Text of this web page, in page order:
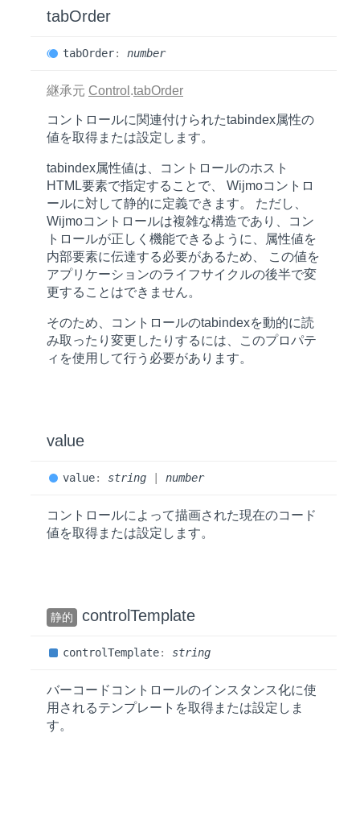
tabOrder
tabOrder: number
継承元 Control .tabOrder
コントロールに関連付けられたtabindex属性の
値を取得または設定します。
tabindex属性値は、コントロールのホスト
HTML要素で指定することで、 Wijmoコントロ
ールに対して静的に定義できます。 ただし、
Wijmoコントロールは複雑な構造であり、コン
トロールが正しく機能できるように、属性値を
内部要素に伝達する必要があるため、 この値を
アプリケーションのライフサイクルの後半で変
更することはできません。
そのため、コントロールのtabindexを動的に読
み取ったり変更したりするには、このプロパテ
ィを使用して行う必要があります。
value
value: string number
コントロールによって描画された現在のコード
値を取得または設定します。
静的 controlTemplate
controlTemplate: string
バーコードコントロールのインスタンス化に使
用されるテンプレートを取得または設定しま
す。